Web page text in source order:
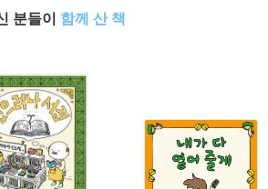
분들이 함께 산 책